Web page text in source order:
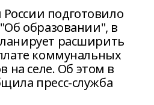
подготовило
образовании", в
расширить
коммунальных
на селе. Об этом в
пресс-служба